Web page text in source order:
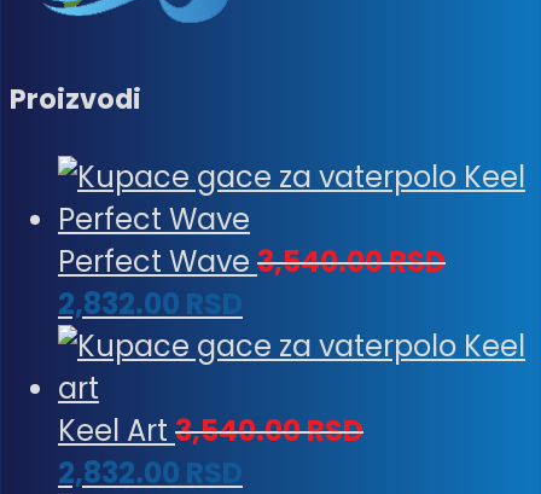
Proizvodi
Perfect Wave 3,540.00RSD
2,832.00 RSD
Keel Art 3,540.00RSD
2,832.00 RSD